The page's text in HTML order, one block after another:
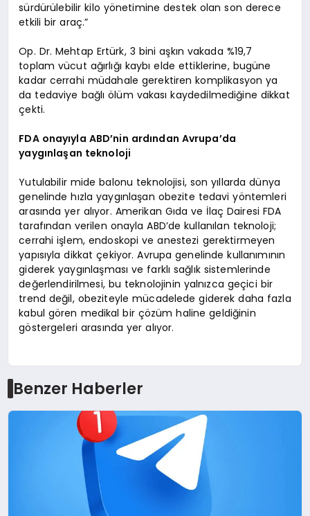
sürdürülebilir kilo yönetimine destek olan son derece
etkili bir araç.”
Op. Dr. Mehtap Ertürk, 3 bini aşkın vakada %19,7
toplam vücut ağırlığı kaybı elde ettiklerine, bugüne
kadar cerrahi müdahale gerektiren komplikasyon ya
da tedaviye bağlı ölüm vakası kaydedilmediğine dikkat
çekti.
FDA onayıyla ABD’nin ardından Avrupa’da
yaygınlaşan teknoloji
Yutulabilir mide balonu teknolojisi, son yıllarda dünya
genelinde hızla yaygınlaşan obezite tedavi yöntemleri
arasında yer alıyor. Amerikan Gıda ve İlaç Dairesi FDA
tarafından verilen onayla ABD’de kullanılan teknoloji;
cerrahi işlem, endoskopi ve anestezi gerektirmeyen
yapısıyla dikkat çekiyor. Avrupa genelinde kullanımının
giderek yaygınlaşması ve farklı sağlık sistemlerinde
değerlendirilmesi, bu teknolojinin yalnızca geçici bir
trend değil, obeziteyle mücadelede giderek daha fazla
kabul gören medikal bir çözüm haline geldiğinin
göstergeleri arasında yer alıyor.
Benzer Haberler